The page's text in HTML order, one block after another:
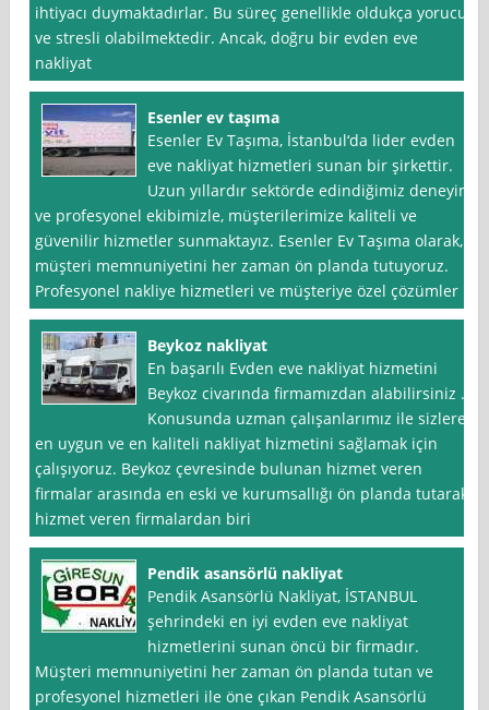
ihtiyacı duymaktadırlar. Bu süreç genellikle oldukça yorucu
ve stresli olabilmektedir. Ancak, doğru bir evden eve
nakliyat
Esenler ev taşıma
Esenler Ev Taşıma, İstanbul‘da lider evden
eve nakliyat hizmetleri sunan bir şirkettir.
Uzun yıllardır sektörde edindiğimiz deneyim
ve profesyonel ekibimizle, müşterilerimize kaliteli ve
güvenilir hizmetler sunmaktayız. Esenler Ev Taşıma olarak,
müşteri memnuniyetini her zaman ön planda tutuyoruz.
Profesyonel nakliye hizmetleri ve müşteriye özel çözümler
Beykoz nakliyat
En başarılı Evden eve nakliyat hizmetini
Beykoz civarında firmamızdan alabilirsiniz .
Konusunda uzman çalışanlarımız ile sizlere
en uygun ve en kaliteli nakliyat hizmetini sağlamak için
çalışıyoruz. Beykoz çevresinde bulunan hizmet veren
firmalar arasında en eski ve kurumsallığı ön planda tutarak
hizmet veren firmalardan biri
Pendik asansörlü nakliyat
Pendik Asansörlü Nakliyat, İSTANBUL
şehrindeki en iyi evden eve nakliyat
hizmetlerini sunan öncü bir firmadır.
Müşteri memnuniyetini her zaman ön planda tutan ve
profesyonel hizmetleri ile öne çıkan Pendik Asansörlü